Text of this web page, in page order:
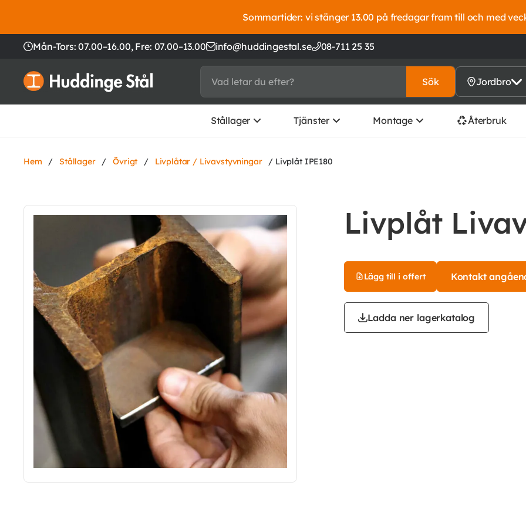
Sommartider: vi stänger 13.00 på fredagar fram till och med
Mån-Tors: 07.00–16.00, Fre: 07.00–13.00 info@huddingestal.se 08-711 25 35
Sök Jordbro
Stållager Tjänster Montage Återbruk
Hem / Stållager / Övrigt / Livplåtar / Livavstyvningar / Livplåt IPE180
Livplåt
Lägg till i offert Kontakt
Ladda ner lagerkatalog